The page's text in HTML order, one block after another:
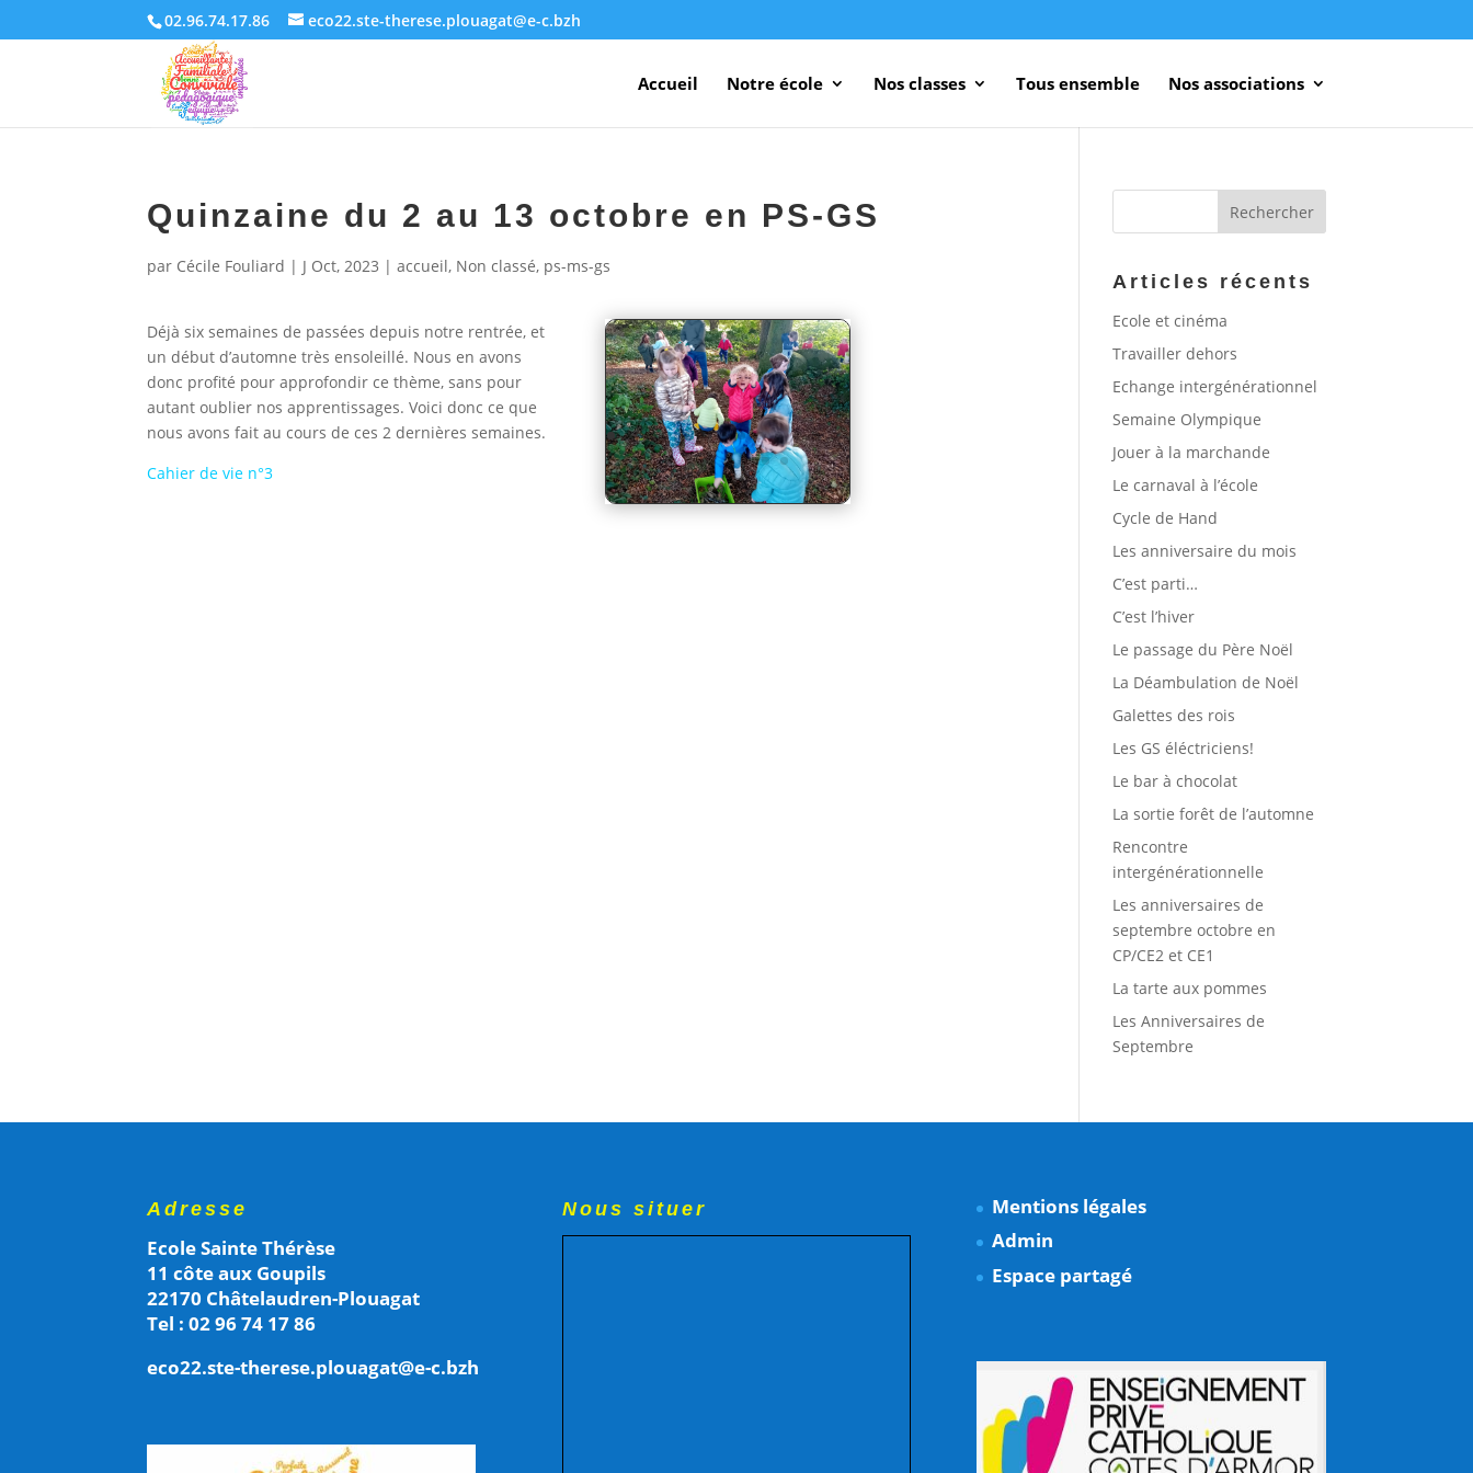
02.96.74.17.86 eco22.ste-therese.plouagat@e-c.bzh
Accueil Notre école Nos classes Tous ensemble Nos associations
Quinzaine du 2 au 13 octobre en PS-GS
par Cécile Fouliard | J Oct, 2023 |accueil, Non classé, ps-ms-gs
Déjà six semaines de passées depuis notre rentrée, et
un début d’automne très ensoleillé. Nous en avons
donc profité pour approfondir ce thème, sans pour
autant oublier nos apprentissages. Voici donc ce que
nous avons fait au cours de ces 2 dernières semaines.
Cahier de vie n°3
Articles récents
Ecole et cinéma
Travailler dehors
Echange intergénérationnel
Semaine Olympique
Jouer à la marchande
Le carnaval à l’école
Cycle de Hand
Les anniversaire du mois
C’est parti…
C’est l’hiver
Le passage du Père Noël
La Déambulation de Noël
Galettes des rois
Les GS éléctriciens!
Le bar à chocolat
La sortie forêt de l’automne
Rencontre
intergénérationnelle
Les anniversaires de
septembre octobre en
CP/CE2 et CE1
La tarte aux pommes
Les Anniversaires de
Septembre
Adresse
Ecole Sainte Thérèse
11 côte aux Goupils
22170 Châtelaudren-Plouagat
Tel : 02 96 74 17 86
eco22.ste-therese.plouagat@e-c.bzh
Nous situer
Mentions légales
Admin
Espace partagé